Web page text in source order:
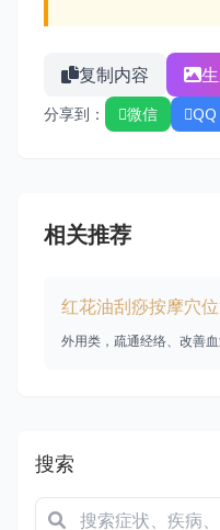
复制内容
分享到： 微信 QQ
相关推荐
红花油刮痧按摩穴
外用类，疏通经络、改善
搜索